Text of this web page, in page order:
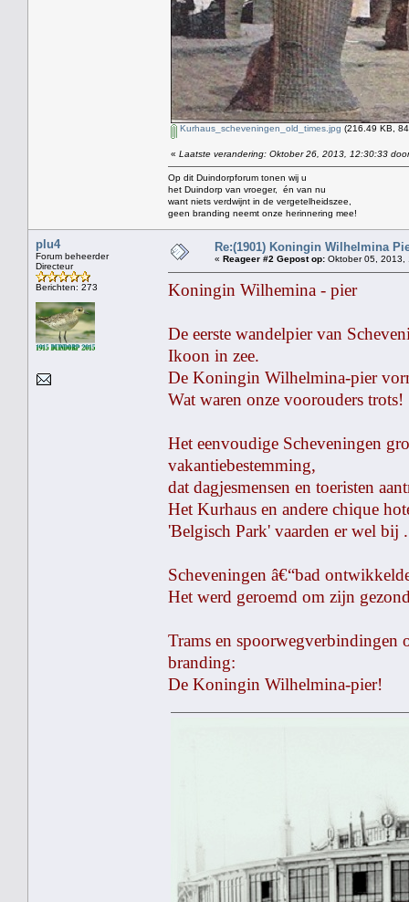
Kurhaus_scheveningen_old_times.jpg (216.49 KB,
« Laatste verandering: Oktober 26, 2013, 12:30:33
Op dit Duindorpforum tonen wij u
het Duindorp van vroeger, én van nu
want niets verdwijnt in de vergetelheidszee,
geen branding neemt onze herinnering mee!
plu4
Forum beheerder
Directeur
Berichten: 273
Re:(1901) Koningin Wilhelmina
« Reageer #2 Gepost op: Oktober 05, 2013,
Koningin Wilhemina - pier
De eerste wandelpier van
Ikoon in zee.
De Koningin Wilhelmina-pier
Wat waren onze voorouders trots!
Het eenvoudige Scheveningen
vakantiebestemming,
dat dagjesmensen en toeristen
Het Kurhaus en andere chique
'Belgisch Park' vaarden er wel bij .
Scheveningen â€“bad
Het werd geroemd om zijn
Trams en spoorwegverbindingen
branding:
De Koningin Wilhelmina-pier!